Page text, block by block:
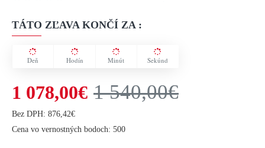
TÁTO ZĽAVA KONČÍ ZA :
Deň Hodín Minút Sekúnd
1 078,00€ 1 540,00€
Bez DPH: 876,42€
Cena vo vernostných bodoch: 500